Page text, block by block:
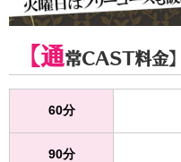
【通常CAST料金】
60分
90分